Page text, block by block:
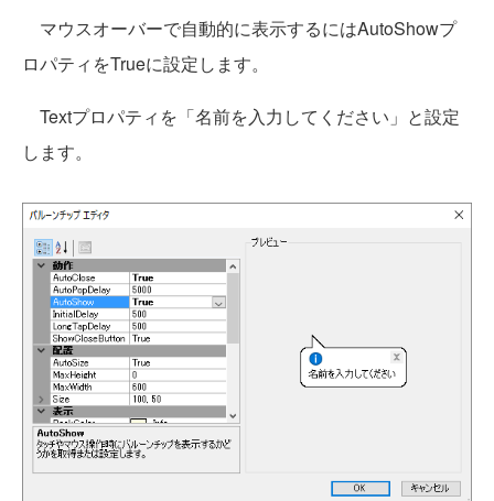
マウスオーバーで自動的に表示するにはAutoShowプ
ロパティをTrueに設定します。
Textプロパティを「名前を入力してください」と設定
します。